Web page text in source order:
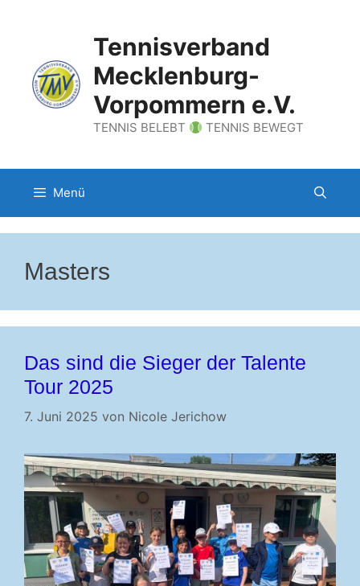
Tennisverband
Mecklenburg-
Vorpommern e.V.
TENNIS BELEBT TENNIS BEWEGT
Menü
Masters
Das sind die Sieger der Talente
Tour 2025
7. Juni 2025 von Nicole Jerichow